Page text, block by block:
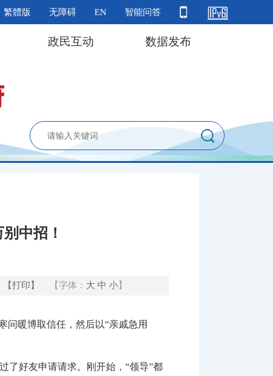
繁體版 无障碍 EN 智能问答
政民互动 数据发布
中招！
【打印】 【字体： 大 中 小】
问暖博取信任，然后以“亲戚急用
了好友申请请求。刚开始，“领导”都